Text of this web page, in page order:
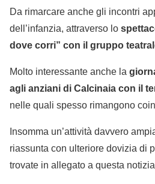
Da rimarcare anche gli incontri
dell’infanzia, attraverso lo
dove corri” con il gruppo
Molto interessante anche la
agli anziani di Calcinaia con il
nelle quali spesso rimangono
Insomma un’attività davvero
riassunta con ulteriore dovizia di
trovate in allegato a questa